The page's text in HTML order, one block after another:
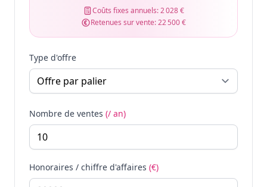
Coûts fixes annuels:2 028 €
Retenues sur vente:22 500 €
Type d'offre
Nombre de ventes (/ an)
Honoraires / chiffre d'affaires (€)